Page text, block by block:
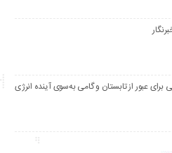
عبور از تابستان و گامی به‌سوی آینده انرژی